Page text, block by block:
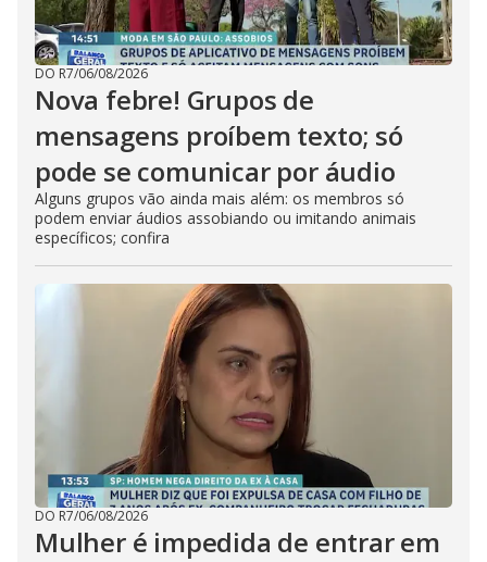
DO R7/06/08/2026
Nova febre! Grupos de
mensagens proíbem texto; só
pode se comunicar por áudio
Alguns grupos vão ainda mais além: os membros só
podem enviar áudios assobiando ou imitando animais
específicos; confira
DO R7/06/08/2026
Mulher é impedida de entrar em